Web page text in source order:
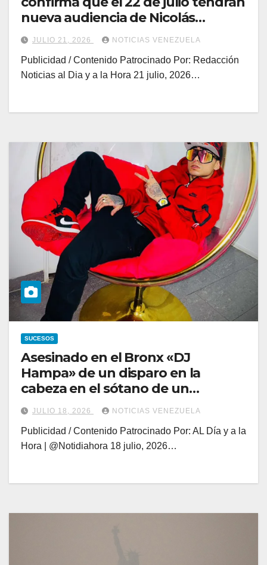
nueva audiencia de Nicolás
Maduro y Cilia Flores
JULIO 21, 2026 NOTICIAS VENEZUELA
Publicidad / Contenido Patrocinado Por: Redacción
Noticias al Dia y a la Hora 21 julio, 2026…
SUCESOS
Asesinado en el Bronx «DJ
Hampa» de un disparo en la
cabeza en el sótano de un
restaurante
JULIO 18, 2026 NOTICIAS VENEZUELA
Publicidad / Contenido Patrocinado Por: AL Día y a la
Hora | @Notidiahora 18 julio, 2026…